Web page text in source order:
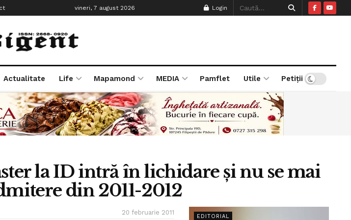
vineri, 7 august 2026 Login
Actualitate Life Mapamond MEDIA Pamflet Utile Petiții
la ID intră în lichidare şi nu se mai
din 2011-2012
20 februarie 2011
EDITORIAL